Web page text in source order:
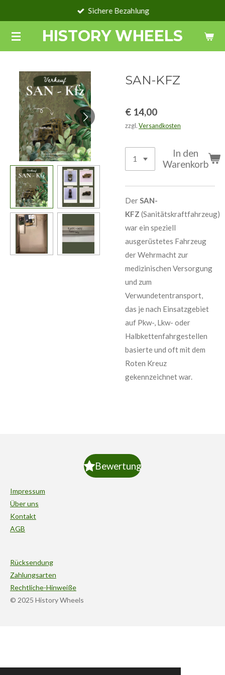
springen
HISTORY WHEELS
Sichere Bezahlung
SAN-KFZ
€ 14,00
zzgl. Versandkosten
In den
Warenkorb
DerSAN-
KFZ (Sanitätskraftfahrzeug)
war ein speziell
ausgerüstetes Fahrzeug
der Wehrmacht zur
medizinischen Versorgung
und zum
Verwundetentransport,
das je nach Einsatzgebiet
auf Pkw-, Lkw- oder
Halbkettenfahrgestellen
basierte und oft mit dem
Roten Kreuz
gekennzeichnet war.
Bewertung
Impressum
Über uns
Kontakt
AGB
Rücksendung
Zahlungsarten
Rechtliche-Hinweiße
© 2025 History Wheels